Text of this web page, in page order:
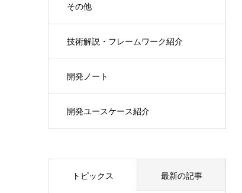
その他
技術解説・フレームワーク紹介
開発ノート
開発ユースケース紹介
トピックス 最新の記事